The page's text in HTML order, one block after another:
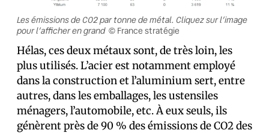
Les émissions de CO2 par tonne de métal. Cliquez sur l’image
pour l’afficher en grand © France stratégie
Hélas, ces deux métaux sont, de très loin, les
plus utilisés. L’acier est notamment employé
dans la construction et l’aluminium sert, entre
autres, dans les emballages, les ustensiles
ménagers, l’automobile, etc. À eux seuls, ils
génèrent près de 90 % des émissions de CO2 des